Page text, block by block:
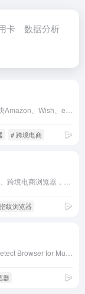
卡 数据分析
# 跨境电商
纹浏览器
器